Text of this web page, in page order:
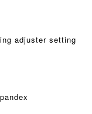
adjuster setting